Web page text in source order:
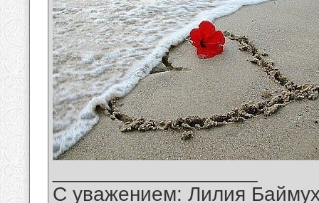
С уважением: Лилия